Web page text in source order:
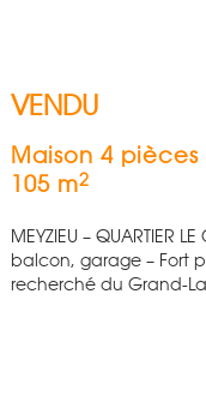
VENDU
Maison 4
105 m2
MEYZIEU – QUARTIER
balcon, garage – Fort
recherché du Grand-